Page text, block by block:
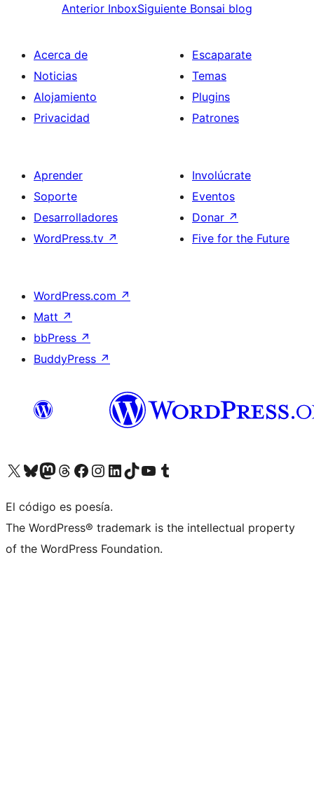
Anterior InboxSiguiente Bonsai blog
Acerca de
Noticias
Alojamiento
Privacidad
Escaparate
Temas
Plugins
Patrones
Aprender
Soporte
Desarrolladores
WordPress.tv ↗
Involúcrate
Eventos
Donar ↗
Five for the Future
WordPress.com ↗
Matt ↗
bbPress ↗
BuddyPress ↗
Visita nuestra cuenta de X (anteriormente Twitter)
Visita nuestra cuenta de Bluesky
Visita nuestra cuenta de Mastodon
Visita nuestra cuenta de Threads
Visita nuestra página de Facebook
Visita nuestra cuenta de Instagram
Visita nuestra cuenta de LinkedIn
Visita nuestra cuenta de TikTok
Visita nuestro canal de YouTube
Visita nuestra cuenta de Tumblr
El código es poesía.
The WordPress® trademark is the intellectual property
of the WordPress Foundation.